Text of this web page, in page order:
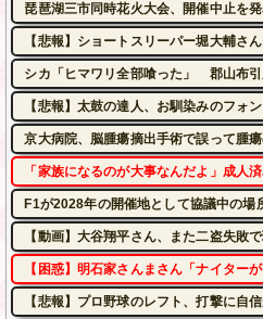
琵琶湖三市同時花火大会、開催中止を
【悲報】ショートスリーパー堀大輔さ
シカ「ヒマワリ全部喰った」 郡山布
【悲報】太鼓の達人、お馴染みのフォ
京大病院、脳腫瘍摘出手術で誤って腫
「家族になるのが大事なんだよ」成
F1が2028年の開催地として協議中の
【動画】大谷翔平さん、また二盗失敗
【困惑】明石家さんまさん「ナイター
【悲報】プロ野球のレフト、打撃に自